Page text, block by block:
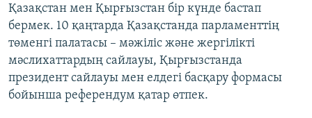
Қазақстан мен Қырғызстан бір күнде бастап
бермек. 10 қаңтарда Қазақстанда парламенттің
төменгі палатасы – мәжіліс және жергілікті
мәслихаттардың сайлауы, Қырғызстанда
президент сайлауы мен елдегі басқару формасы
бойынша референдум қатар өтпек.